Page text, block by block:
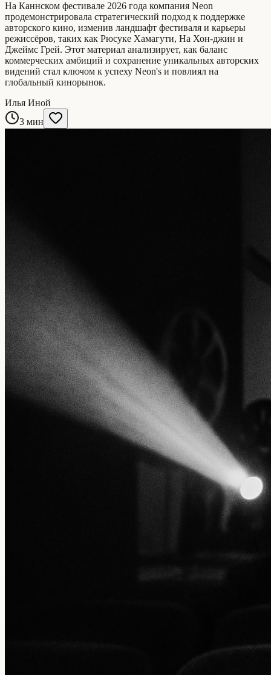
На Каннском фестивале 2026 года компания Neon
продемонстрировала стратегический подход к поддержке
авторского кино, изменив ландшафт фестиваля и карьеры
режиссёров, таких как Рюсуке Хамагути, На Хон-джин и
Джеймс Грей. Этот материал анализирует, как баланс
коммерческих амбиций и сохранение уникальных авторских
видений стал ключом к успеху Neon's и повлиял на
глобальный кинорынок.
Илья Иной
3 мин